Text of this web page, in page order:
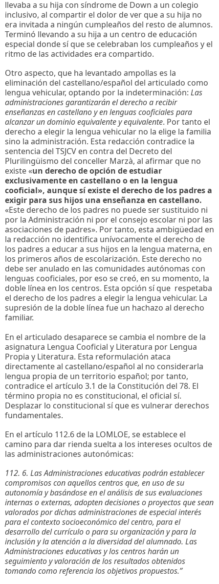
llevaba a su hija con síndrome de Down a un colegio
inclusivo, al compartir el dolor de ver que a su hija no
era invitada a ningún cumpleaños del resto de alumnos.
Terminó llevando a su hija a un centro de educación
especial donde sí que se celebraban los cumpleaños y el
ritmo de las actividades era compartido.
Otro aspecto, que ha levantado ampollas es la
eliminación del castellano/español del articulado como
lengua vehicular, optando por la indeterminación: Las
administraciones garantizarán el derecho a recibir
enseñanzas en castellano y en lenguas cooficiales para
alcanzar un dominio equivalente y equivalente. Por tanto el
derecho a elegir la lengua vehicular no la elige la familia
sino la administración. Esta redacción contradice la
sentencia del TSJCV en contra del Decreto del
Plurilingüismo del conceller Marzà, al afirmar que no
existe «un derecho de opción de estudiar
exclusivamente en castellano o en la lengua
cooficial», aunque sí existe el derecho de los padres a
exigir para sus hijos una enseñanza en castellano.
«Este derecho de los padres no puede ser sustituido ni
por la Administración ni por el consejo escolar ni por las
asociaciones de padres». Por tanto, esta ambigüedad en
la redacción no identifica unívocamente el derecho de
los padres a educar a sus hijos en la lengua materna, en
los primeros años de escolarización. Este derecho no
debe ser anulado en las comunidades autónomas con
lenguas cooficiales, por eso se creó, en su momento, la
doble línea en los centros. Esta opción sí que respetaba
el derecho de los padres a elegir la lengua vehicular. La
supresión de la doble línea fue un hachazo al derecho
familiar.
En el articulado desaparece se cambia el nombre de la
asignatura Lengua Cooficial y Literatura por Lengua
Propia y Literatura. Esta reformulación ataca
directamente al castellano/español al no considerarla
lengua propia de un territorio español; por tanto,
contradice el artículo 3.1 de la Constitución del 78. El
término propia no es constitucional, el oficial sí.
Desplazar lo constitucional sí que es vulnerar derechos
fundamentales.
En el artículo 112.6 de la LOMLOE, se establece el
camino para dar rienda suelta a los intereses ocultos de
las administraciones autonómicas:
112. 6. Las Administraciones educativas podrán establecer
compromisos con aquellos centros que, en uso de su
autonomía y basándose en el análisis de sus evaluaciones
internas o externas, adopten decisiones o proyectos que sean
valorados por dichas administraciones de especial interés
para el contexto socioeconómico del centro, para el
desarrollo del currículo o para su organización y para la
inclusión y la atención a la diversidad del alumnado. Las
Administraciones educativas y los centros harán un
seguimiento y valoración de los resultados obtenidos
tomando como referencia los objetivos propuestos.”